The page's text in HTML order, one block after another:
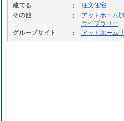
建てる
注文住宅
その他
アットホーム
ライブラリー
グループサイト
アットホーム